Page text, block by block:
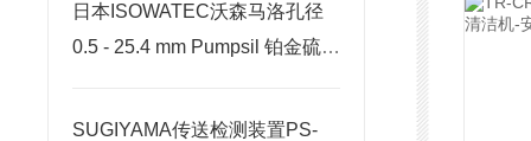
日本ISOWATEC沃森马洛孔径
0.5 - 25.4 mm Pumpsil 铂金硫化
SUGIYAMA传送检测装置PS-